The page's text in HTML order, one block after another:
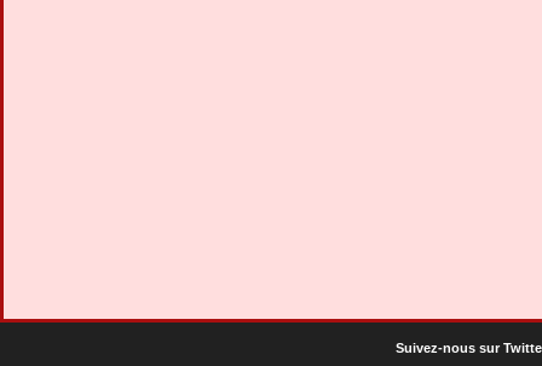
Suivez-nous sur